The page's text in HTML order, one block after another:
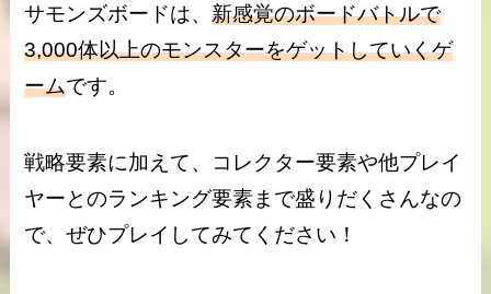
サモンズボードは、新感覚のボードバトルで
3,000体以上のモンスターをゲットしていくゲ
ームです。
戦略要素に加えて、コレクター要素や他プレイ
ヤーとのランキング要素まで盛りだくさんなの
で、ぜひプレイしてみてください！